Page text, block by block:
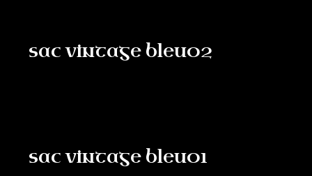
sac vintage bleu02
sac vintage bleu01